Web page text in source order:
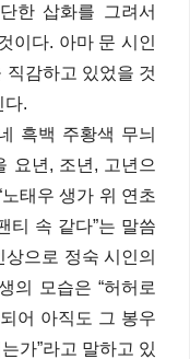
한 삽화를 그려서
이다. 아마 문 시인
감하고 있었을 것
다.
흑백 주황색 무늬
요년, 조년, 고년으
태우 생가 위 연초
티 속 같다”는 말씀
으로 정숙 시인의
의 모습은 “허허로
어 아직도 그 봉우
가”라고 말하고 있